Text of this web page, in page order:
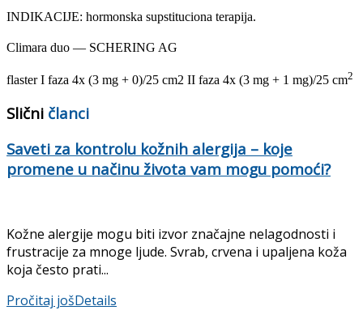
INDIKACIJE: hormonska supstituciona terapija.
Climara duo — SCHERING AG
flaster I faza 4x (3 mg + 0)/25 cm2 II faza 4x (3 mg + 1 mg)/25 cm2
Slični članci
Saveti za kontrolu kožnih alergija – koje
promene u načinu života vam mogu pomoći?
Kožne alergije mogu biti izvor značajne nelagodnosti i
frustracije za mnoge ljude. Svrab, crvena i upaljena koža
koja često prati...
Pročitaj jošDetails